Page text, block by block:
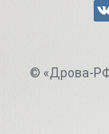
© «Дрова-